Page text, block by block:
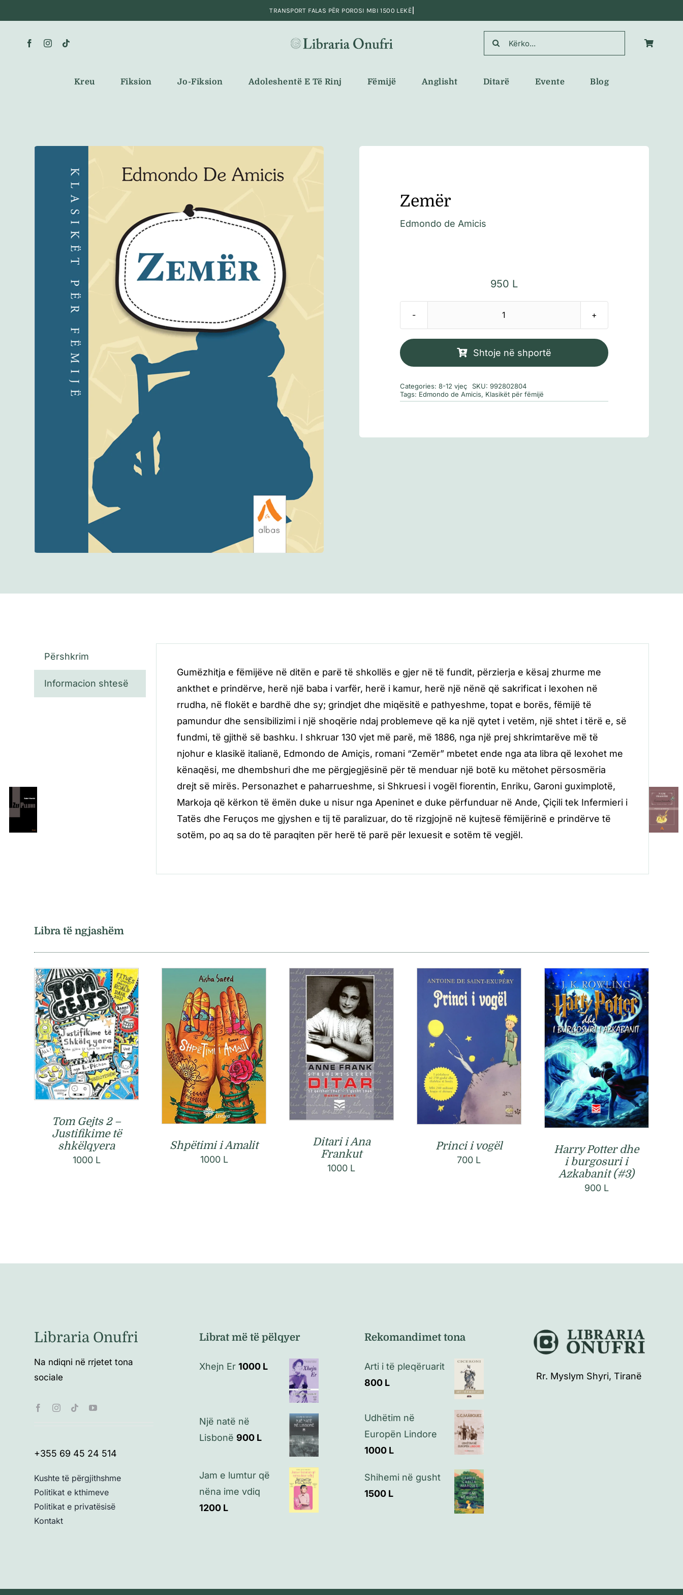
to
content
Search
for:
Kreu Fiksion Jo-Fiksion Adoleshentë E Të Rinj Fëmijë Anglisht Ditarë Evente Blog
Zemër
Edmondo de Amicis
950 L
Sasi
Shtoje në shportë
Categories: 8-12 vjeç SKU: 992802804
Tags: Edmondo de Amicis, Klasikët për fëmijë
Përshkrim
Informacion shtesë
Gumëzhitja e fëmijëve në ditën e parë të shkollës e gjer në të fundit, përzierja e kësaj zhurme me
ankthet e prindërve, herë një baba i varfër, herë i kamur, herë një nënë që sakrificat i lexohen në
rrudha, në flokët e bardhë dhe sy; grindjet dhe miqësitë e pathyeshme, topat e borës, fëmijë të
pamundur dhe sensibilizimi i një shoqërie ndaj problemeve që ka një qytet i vetëm, një shtet i tërë e, së
fundmi, të gjithë së bashku. I shkruar 130 vjet më parë, më 1886, nga një prej shkrimtarëve më të
njohur e klasikë italianë, Edmondo de Amiçis, romani “Zemër” mbetet ende nga ata libra që lexohet me
kënaqësi, me dhembshuri dhe me përgjegjësinë për të menduar një botë ku mëtohet përsosmëria
drejt së mirës. Personazhet e paharrueshme, si Shkruesi i vogël fiorentin, Enriku, Garoni guximplotë,
Markoja që kërkon të ëmën duke u nisur nga Apeninet e duke përfunduar në Ande, Çiçili tek Infermieri i
Tatës dhe Feruços me gjyshen e tij të paralizuar, do të rizgjojnë në kujtesë fëmijërinë e prindërve të
sotëm, po aq sa do të paraqiten për herë të parë për lexuesit e sotëm të vegjël.
Libra të ngjashëm
Tom Gejts 2 –
Justifikime të
shkëlqyera
1000 L
Shpëtimi i Amalit
1000 L
Ditari i Ana
Frankut
1000 L
Princi i vogël
700 L
Harry Potter dhe
i burgosuri i
Azkabanit (#3)
900 L
Libraria Onufri
Na ndiqni në rrjetet tona
sociale
+355 69 45 24 514
Kushte të përgjithshme
Politikat e kthimeve
Politikat e privatësisë
Kontakt
Librat më të pëlqyer
Xhejn Er 1000 L
Një natë në
Lisbonë 900 L
Jam e lumtur që
nëna ime vdiq
1200 L
Rekomandimet tona
Arti i të pleqëruarit
800 L
Udhëtim në
Europën Lindore
1000 L
Shihemi në gusht
1500 L
Rr. Myslym Shyri, Tiranë